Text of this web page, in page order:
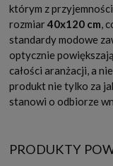
którym z
rozmiar40x120 cm,
standardy modowe
optycznie
całości aranżacji, a
produkt nie tylko za
stanowi o odbiorze
PRODUKTY